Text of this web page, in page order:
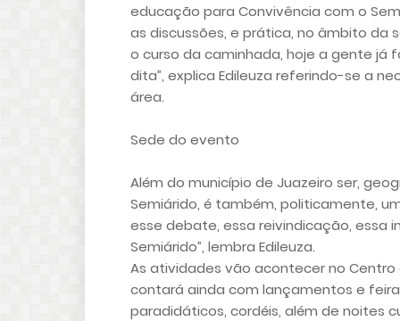
educação para Convivência com o
as discussões, e prática, no âmbito da
o curso da caminhada, hoje a gente
dita”, explica Edileuza referindo-se a
área.
Sede do evento
Além do município de Juazeiro ser,
Semiárido, é também, politicamente,
esse debate, essa reivindicação, essa
Semiárido”, lembra Edileuza.
As atividades vão acontecer no Centro
contará ainda com lançamentos e
paradidáticos, cordéis, além de noites